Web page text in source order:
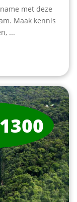
met deze
Maak kennis
...